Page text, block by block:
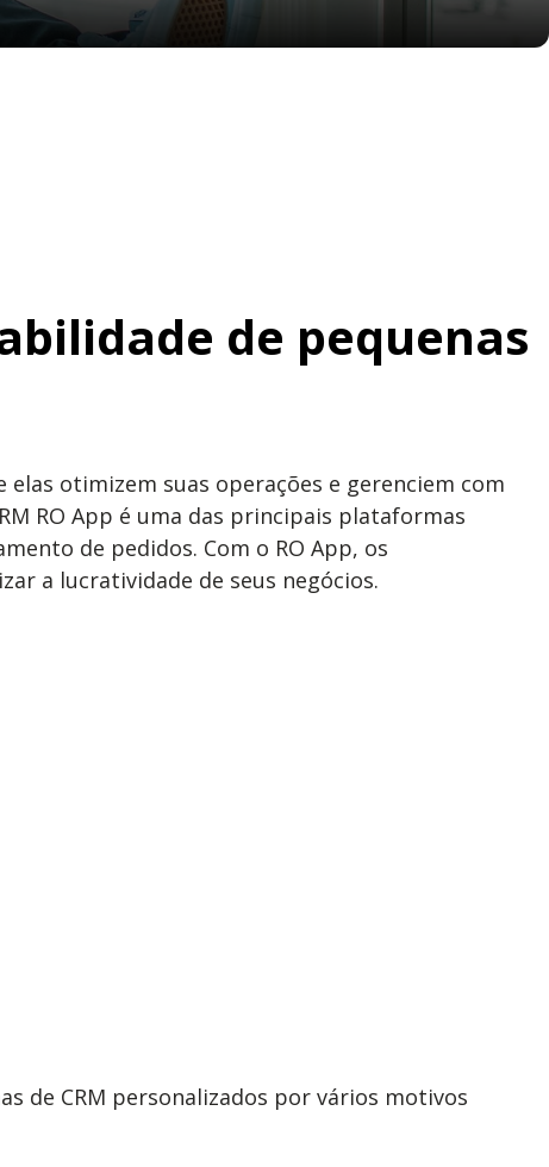
de pequenas
otimizem suas operações e gerenciem com
RO App é uma das principais plataformas
de pedidos. Com o RO App, os
a lucratividade de seus negócios.
de CRM personalizados por vários motivos